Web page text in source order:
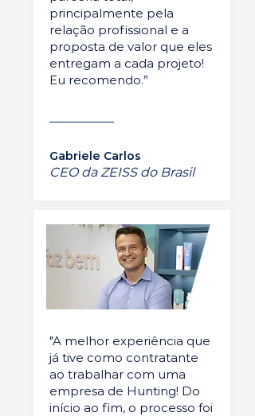
principalmente pela
relação profissional e a
proposta de valor que eles
entregam a cada projeto!
Eu recomendo.”
Gabriele Carlos
CEO da ZEISS do Brasil
"A melhor experiência que
já tive como contratante
ao trabalhar com uma
empresa de Hunting! Do
início ao fim, o processo foi